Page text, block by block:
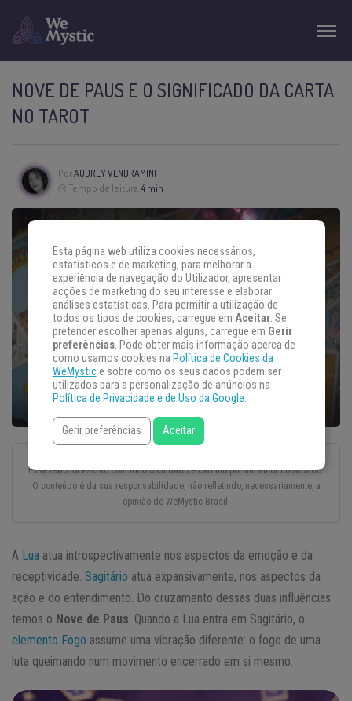
NOVE DE PAUS E O SIGNIFICADO DA CARTA
NO TAROT
PorAUDREY VENDRAMINI
Tempo de leitura:4 min
Esse texto foi escrito com todo o cuidado e carinho por um autor convidado.
O conteúdo é da sua responsabilidade, não refletindo, necessariamente, a
opinião do WeMystic Brasil.
A Lua atua introspectivamente nos aspectos da emoção e da
receptividade. Sagitário atua expansivamente, nos aspectos da
ação e do entendimento. Do cruzamento dessas duas influências
temos o Nove de Paus . Quando a Lua entra em Sagitário, o
elemento Fogo assume uma vibração diferente: o fogo de uma
luta queimando num movimento encerrado em si mesmo.
Esta página web utiliza cookies necessários,
estatísticos e de marketing, para melhorar a
experiência de navegação do Utilizador, apresentar
acções de marketing do seu interesse e elaborar
análises estatísticas. Para permitir a utilização de
todos os tipos de cookies, carregue em Aceitar. Se
pretender escolher apenas alguns, carregue em Gerir
preferências. Pode obter mais informação acerca de
como usamos cookies na Política de Cookies da
WeMystice sobre como os seus dados podem ser
utilizados para a personalização de anúncios na
Política de Privacidade e de Uso da Google.
Gerir preferências Aceitar